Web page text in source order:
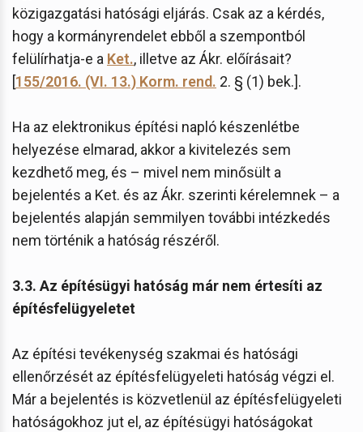
közigazgatási hatósági eljárás. Csak az a kérdés,
hogy a kormányrendelet ebből a szempontból
felülírhatja-e a Ket., illetve az Ákr. előírásait?
[155/2016. (VI. 13.) Korm. rend. 2. § (1) bek.].
Ha az elektronikus építési napló készenlétbe
helyezése elmarad, akkor a kivitelezés sem
kezdhető meg, és – mivel nem minősült a
bejelentés a Ket. és az Ákr. szerinti kérelemnek – a
bejelentés alapján semmilyen további intézkedés
nem történik a hatóság részéről.
3.3. Az építésügyi hatóság már nem értesíti az
építésfelügyeletet
Az építési tevékenység szakmai és hatósági
ellenőrzését az építésfelügyeleti hatóság végzi el.
Már a bejelentés is közvetlenül az építésfelügyeleti
hatóságokhoz jut el, az építésügyi hatóságokat